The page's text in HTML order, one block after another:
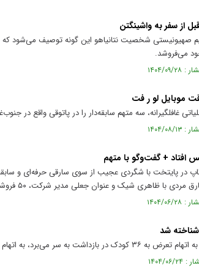
از سفر به واشینگتن
صهیونیستی شخصیت نتانیاهو این گونه توصیف می‌شود
می‌فروشد.
غافلگیرانه، سه متهم سابقه‌دار را در پاتوقی واقع در
افتاد + گفت‌وگو با متهم
در پایتخت با شگردی عجیب از سوی سارقی حرفه‌ای و
ظاهری شیک و عنوان جعلی مدیر شرکت، ۵۰ فروشنده را فریب داده بود
شد
محاربه در دادگاه انقلاب تهران بررسی می‌شود.